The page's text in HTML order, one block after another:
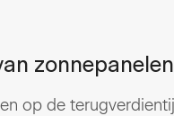
op de